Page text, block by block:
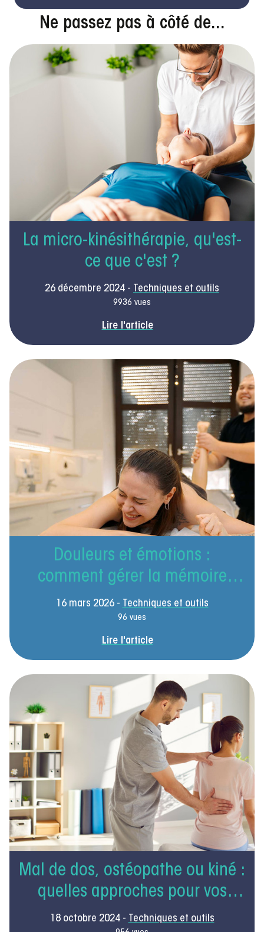
Ne passez pas à côté de...
La micro-kinésithérapie, qu'est-
ce que c'est ?
26 décembre 2024 - Techniques et outils
9936 vues
Lire l'article
Douleurs et émotions :
comment gérer la mémoire
émotionnelle patient en
kinésithérapie libérale
16 mars 2026 - Techniques et outils
96 vues
Lire l'article
Mal de dos, ostéopathe ou kiné :
quelles approches pour vos
patients ?
18 octobre 2024 - Techniques et outils